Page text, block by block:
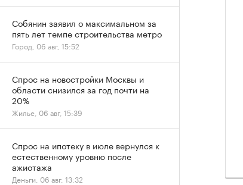
Собянин заявил о максимальном за
пять лет темпе строительства метро
Город, 06 авг, 15:52
Спрос на новостройки Москвы и
области снизился за год почти на
20%
Жилье, 06 авг, 15:39
Спрос на ипотеку в июле вернулся к
естественному уровню после
ажиотажа
Деньги, 06 авг, 13:32